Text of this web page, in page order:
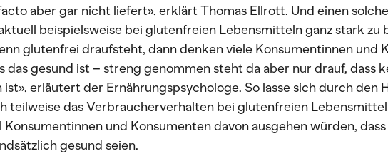
aber gar nicht liefert», erklärt Thomas Ellrott. Und einen
beispielsweise bei glutenfreien Lebensmitteln ganz stark zu
glutenfrei draufsteht, dann denken viele Konsumentinnen und
das gesund ist – streng genommen steht da aber nur drauf, dass
ist», erläutert der Ernährungspsychologe. So lasse sich durch den
teilweise das Verbraucherverhalten bei glutenfreien
Konsumentinnen und Konsumenten davon ausgehen würden, dass
gesund seien.